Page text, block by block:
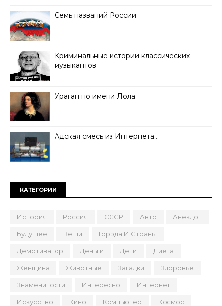
Семь названий России
Криминальные истории классических
музыкантов
Ураган по имени Лола
Адская смесь из Интернета…
КАТЕГОРИИ
История Россия СССР Авто Анекдот
Будущее Вещи Города И Страны
Демотиватор Деньги Дети Диета
Женщина Животные Загадки Здоровье
Знаменитости Интересно Интернет
Искусство Кино Компьютер Космос